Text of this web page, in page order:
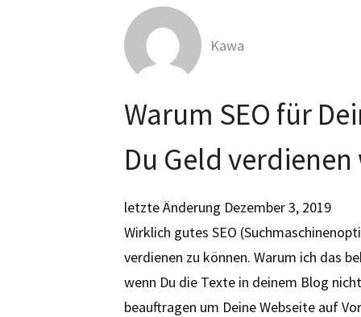
Kawa
Warum SEO für
Du Geld
letzte Änderung Dezember 3, 2019
Wirklich gutes SEO
verdienen zu können. Warum ich das
wenn Du die Texte in deinem Blog
beauftragen um Deine Webseite auf